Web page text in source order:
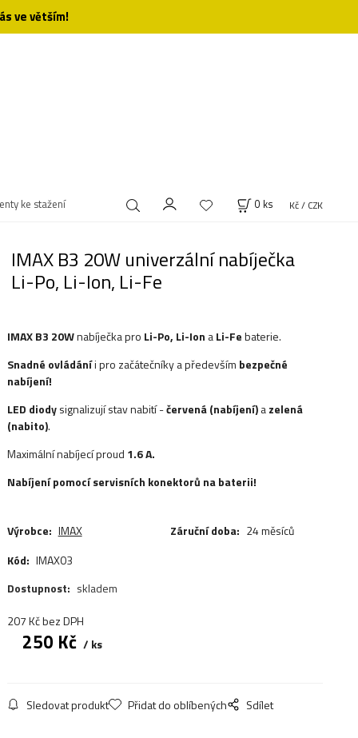
ve větším!
ke stažení 0 ks Kč / CZK
IMAX B3 20W univerzální nabíječka
Li-Po, Li-Ion, Li-Fe
IMAX B3 20Wnabíječka pro Li-Po, Li-Ion aLi-Febaterie.
Snadné ovládáníi pro začátečníky a především bezpečné
nabíjení!
LED diodysignalizují stav nabití -červená (nabíjení)azelená
(nabito).
Maximální nabíjecí proud 1.6A.
Nabíjení pomocí servisních konektorů na baterii!
Výrobce: IMAX Záruční doba: 24 měsíců
Kód: IMAX03
Dostupnost: skladem
207Kčbez DPH
250 Kč ks
Sledovat produkt Přidat do oblíbených Sdílet